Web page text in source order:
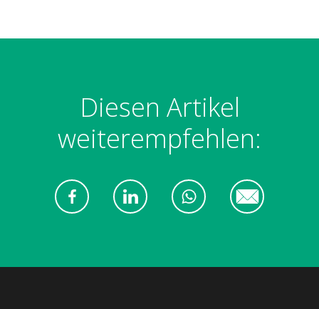
Diesen Artikel
weiterempfehlen: